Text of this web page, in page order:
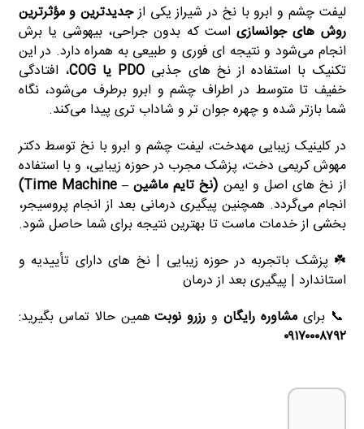
لیفت چشم و ابرو با نخ در شیراز یکی ازجدیدترین و مؤثرترین
روش‌ های جوانسازیاست که بدون جراحی، بیهوشی یا برش
انجام می‌شود و نتیجه‌ ای فوری و طبیعی به همراه دارد. در این
تکنیک با استفاده از نخ‌ های جذبی PDO یا COG
، افتادگی
خفیف تا متوسط در اطراف چشم و ابرو برطرف می‌شود، نگاه
شما بازتر شده و چهره جوان‌ تر و شاداب‌ تری پیدا می‌کند.
در کلینیک زیبایی مهدخت، لیفت چشم و ابرو با نخ توسط دکتر
مهوش کریمی‌ دخت، پزشک مجرب در حوزه زیبایی، و با استفاده
از نخ‌ های اصل و ایمن (نخ تایم ماشین – Time Machine)
انجام می‌گردد. همچنین پیگیری درمانی بعد از انجام پروسیجر،
بخشی از خدمات ماست تا بهترین نتیجه برای شما حاصل شود.
☘️ پزشک باتجربه در حوزه زیبایی | نخ‌ های دارای تأییدیه و
استاندارد | پیگیری بعد از درمان
📞 برایمشاوره رایگانورزرو نوبت همین حالا تماس بگیرید:
۰۹۱۷۰۰۰۸۷۹۲